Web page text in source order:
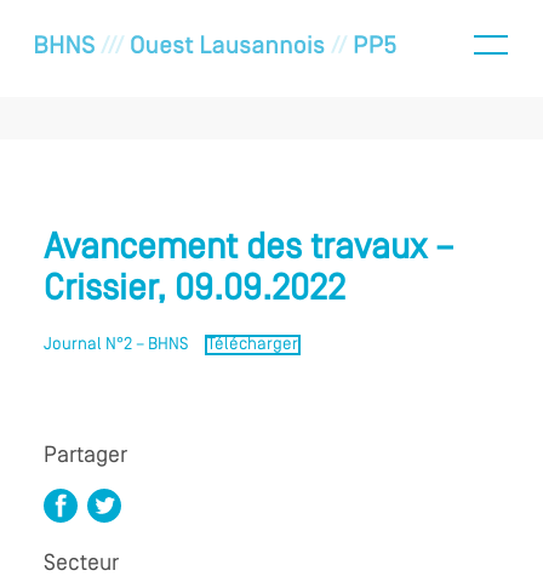
Avancement des travaux –
Crissier, 09.09.2022
Journal N°2 – BHNS Télécharger
Partager
Secteur